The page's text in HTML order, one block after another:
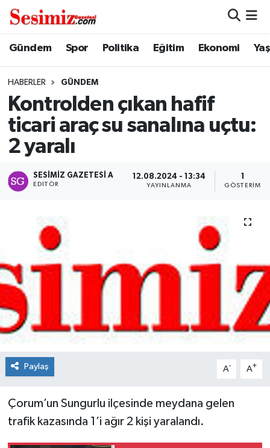
Gündem Spor Politika Eğitim Ekonomi
HABERLER GÜNDEM
Kontrolden çıkan hafif
ticari araç su sanalına uçtu:
2 yaralı
SESIMIZ GAZETESI A
EDITÖR
12.08.2024 - 13:34
YAYINLANMA GÖSTERIM
Paylaş A- A+
Çorum’un Sungurlu ilçesinde meydana gelen
trafik kazasında 1’i ağır 2 kişi yaralandı.
Dünya
Ekonomi
Gündem
Politika
Sağlık
Spor
Teknoloji
Nöbetçi Eczaneler
Hava Durumu
Namaz Vakitleri
Trafik Durumu
Süper Lig Puan Durumu ve Fikstür
Son Dakika Haberleri
Haber Arşivi